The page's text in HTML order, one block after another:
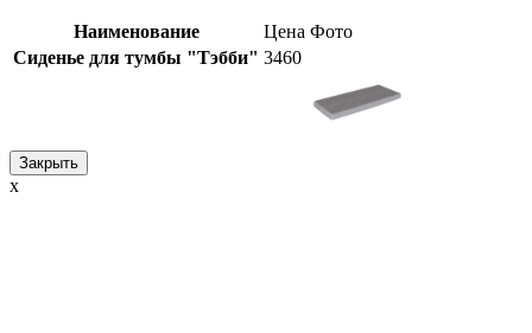
Наименование Цена Фото
Сиденье для тумбы "Тэбби" 3460
Закрыть
x